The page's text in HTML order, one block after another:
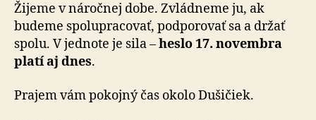
Žijeme v náročnej dobe. Zvládneme ju, ak
budeme spo­lu­pra­co­vať, podporovať sa a držať
spolu. V jednote je sila –heslo 17. novembra
platí aj dnes.
Prajem vám pokojný čas okolo Dušičiek.